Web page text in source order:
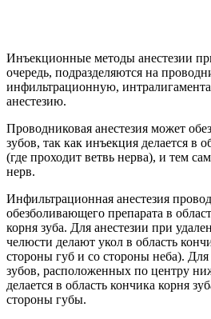
Инъекционные методы анестезии
очередь, подразделяются на
инфильтрационную,
анестезию.
Проводниковая анестезия может
зубов, так как инъекция делается в
(где проходит ветвь нерва), и тем
нерв.
Инфильтрационная анестезия
обезболивающего препарата в
корня зуба. Для анестезии при
челюсти делают укол в область
стороны губ и со стороны неба).
зубов, расположенных по центру
делается в область кончика корня
стороны губы.